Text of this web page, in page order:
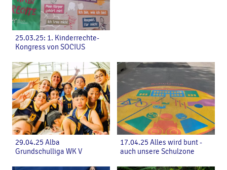
25.03.25: 1. Kinderrechte-
Kongress von SOCIUS
29.04.25 Alba
Grundschulliga WK V
17.04.25 Alles wird bunt -
auch unsere Schulzone